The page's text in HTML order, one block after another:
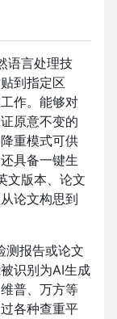
语言处理技
到指定区
作。能够对
原意不变的
重模式可供
具备一键生
文版本、论文
论文构思到
测报告或论文
识别为AI生成
普、万方等
各种查重平